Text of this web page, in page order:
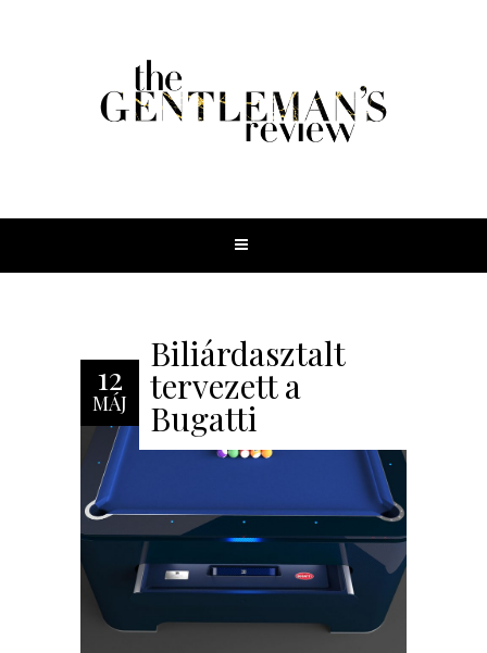
12
MÁJ
Biliárdasztalt
tervezett a
Bugatti